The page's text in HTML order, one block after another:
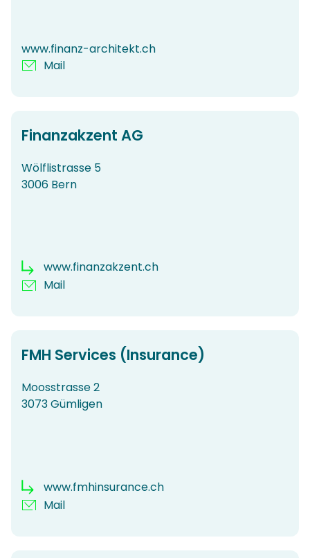
www.finanz-architekt.ch
Mail
Finanzakzent AG
Wölflistrasse 5
3006 Bern
www.finanzakzent.ch
Mail
FMH Services (Insurance)
Moosstrasse 2
3073 Gümligen
www.fmhinsurance.ch
Mail